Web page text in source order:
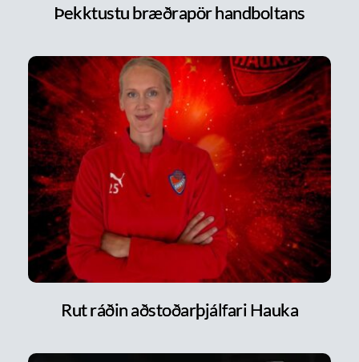
Þekktustu bræðrapör handboltans
Rut ráðin aðstoðarþjálfari Hauka